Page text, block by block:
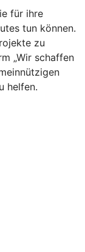
für ihre
tun können.
zu
„Wir schaffen
helfen.